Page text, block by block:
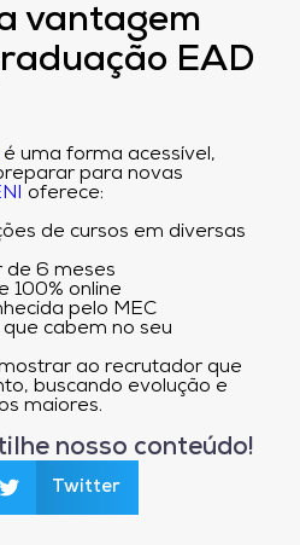
vantagem
EAD
é uma forma acessível,
para novas
oferece:
de cursos em diversas
de 6 meses
100% online
pelo MEC
cabem no seu
ao recrutador que
buscando evolução e
maiores.
nosso conteúdo!
Twitter